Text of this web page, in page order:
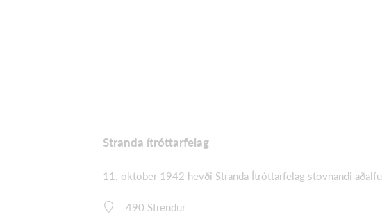
Stranda ítróttarfelag
11. oktober 1942 hevði Stranda Ítróttarfelag stovnandi
490 Strendur